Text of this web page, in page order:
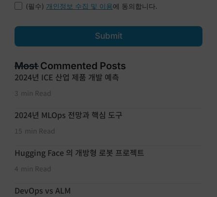
(필수) 개인정보 수집 및 이용에 동의합니다.
Submit
Most Commented Posts
2024년 ICE 산업 제품 개발 예측
3 min Read
2024년 MLOps 전망과 핵심 도구
15 min Read
Hugging Face 의 개방형 로봇 프로젝트
4 min Read
DevOps vs ALM